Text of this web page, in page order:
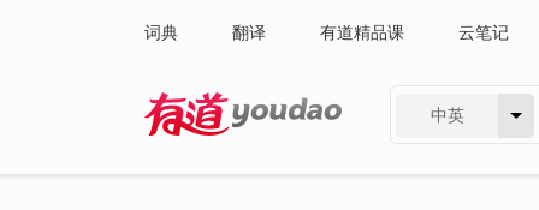
词典 翻译 有道精品课 云笔记
中英